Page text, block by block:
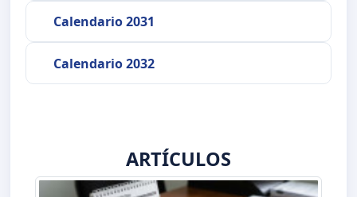
Calendario 2031
Calendario 2032
ARTÍCULOS